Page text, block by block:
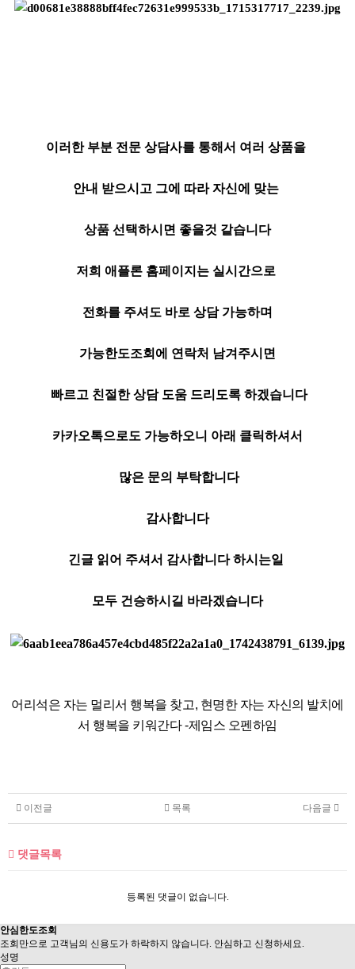
이러한 부분 전문 상담사를 통해서 여러 상품을
안내 받으시고 그에 따라 자신에 맞는
상품 선택하시면 좋을것 같습니다
저희 애플론 홈페이지는 실시간으로
전화를 주셔도 바로 상담 가능하며
가능한도조회에 연락처 남겨주시면
빠르고 친절한 상담 도움 드리도록 하겠습니다
카카오톡으로도 가능하오니 아래 클릭하셔서
많은 문의 부탁합니다
감사합니다
긴글 읽어 주셔서 감사합니다 하시는일
모두 건승하시길 바라겠습니다
어리석은 자는 멀리서 행복을 찾고, 현명한 자는 자신의 발치에
서 행복을 키워간다 -제임스 오펜하임
이전글 다음글
목록
댓글목록
등록된 댓글이 없습니다.
안심한도조회
조회만으로 고객님의 신용도가 하락하지 않습니다. 안심하고 신청하세요.
성명